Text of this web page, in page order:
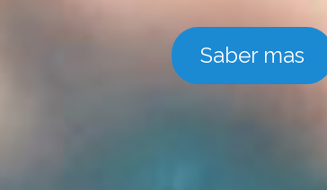
Saber mas